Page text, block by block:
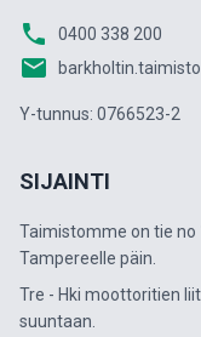
phone 0400 338 200
email
Y-tunnus: 0766523-2
SIJAINTI
Taimistomme on tie no
Tampereelle päin.
Tre - Hki moottoritien
suuntaan.